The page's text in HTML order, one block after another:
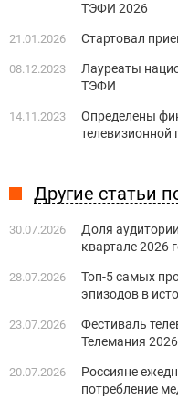
ТЭФИ 2026
21.01.2026 Стартовал
08.12.2023
Лауреаты
ТЭФИ
14.11.2023
Определены
Другие статьи
30.07.2026
Доля
квартале 2026
28.07.2026
Топ-5 самых
эпизодов в
23.07.2026
Фестиваль
Телемания
20.07.2026
Россияне
потребление